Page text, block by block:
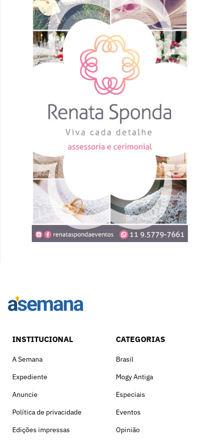
INSTITUCIONAL
A Semana
Expediente
Anuncie
Política de privacidade
Edições impressas
CATEGORIAS
Brasil
Mogy Antiga
Especiais
Eventos
Opinião